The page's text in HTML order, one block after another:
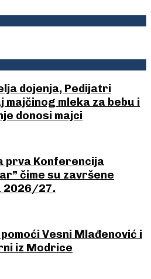
dojenja, Pedijatri
majčinog mleka za bebu i
donosi majci
prva Konferencija
čime su završene
2026/27.
Vesni Mlađenović i
iz Modrice